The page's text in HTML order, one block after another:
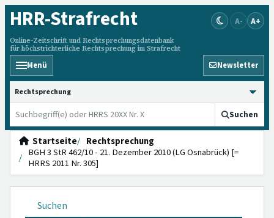
HRR-Strafrecht
Online-Zeitschrift und Rechtsprechungsdatenbank
für höchstrichterliche Rechtsprechung im Strafrecht
A- A+
Menü Newsletter
HRRS durchsuchen
Suchen
Startseite
Rechtsprechung
BGH 3 StR 462/10 - 21. Dezember 2010 (LG Osnabrück) [=
HRRS 2011 Nr. 305]
Suchen